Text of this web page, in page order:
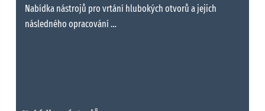
Nabídka nástrojů pro vrtání hlubokých otvorů a jejich
následného opracování …